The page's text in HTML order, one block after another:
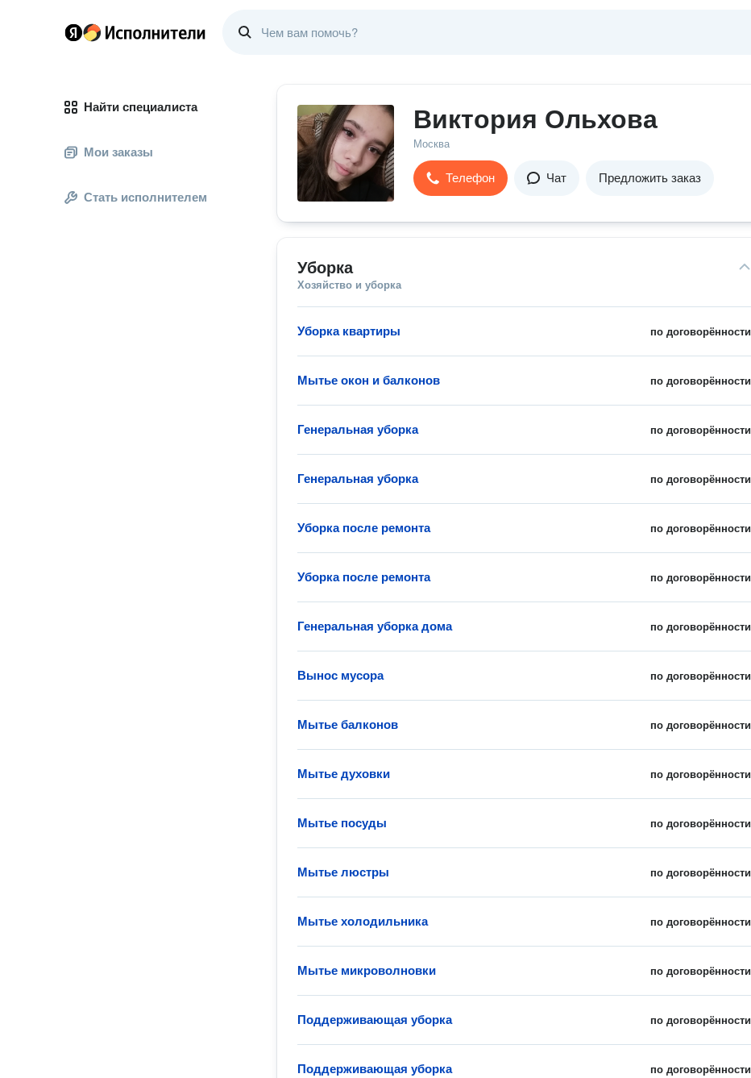
Найти специалиста
Мои заказы
Стать исполнителем
Виктория Ольхова
Москва
Телефон Чат Предложить заказ
Уборка
Хозяйство и уборка
по договорённости
Уборка квартиры
по договорённости
Мытье окон и балконов
по договорённости
Генеральная уборка
по договорённости
Генеральная уборка
по договорённости
Уборка после ремонта
по договорённости
Уборка после ремонта
по договорённости
Генеральная уборка дома
по договорённости
Вынос мусора
по договорённости
Мытье балконов
по договорённости
Мытье духовки
по договорённости
Мытье посуды
по договорённости
Мытье люстры
по договорённости
Мытье холодильника
по договорённости
Мытье микроволновки
по договорённости
Поддерживающая уборка
по договорённости
Поддерживающая уборка